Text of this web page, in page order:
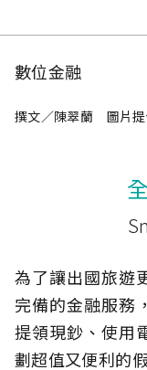
數位金融
撰文／陳翠蘭 圖片提
為了讓出國旅遊
完備的金融服務
提領現鈔、使用
劃超值又便利的